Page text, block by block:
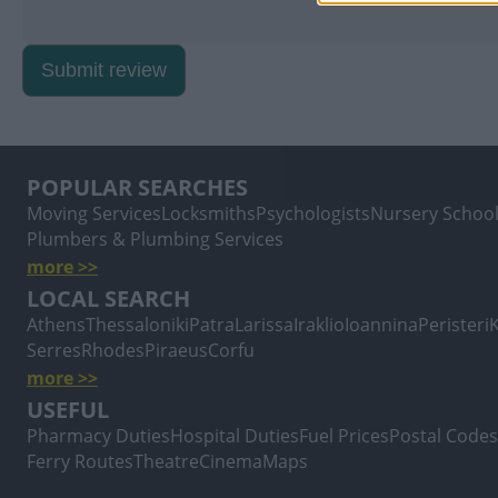
Submit review
POPULAR SEARCHES
Moving ServicesLocksmithsPsychologistsNursery
Plumbers & Plumbing Services
more >>
LOCAL SEARCH
AthensThessalonikiPatraLarissaIraklioIoanninaPeristeri
SerresRhodesPiraeusCorfu
more >>
USEFUL
Pharmacy DutiesHospital DutiesFuel PricesPostal Codes
Ferry RoutesTheatreCinemaMaps